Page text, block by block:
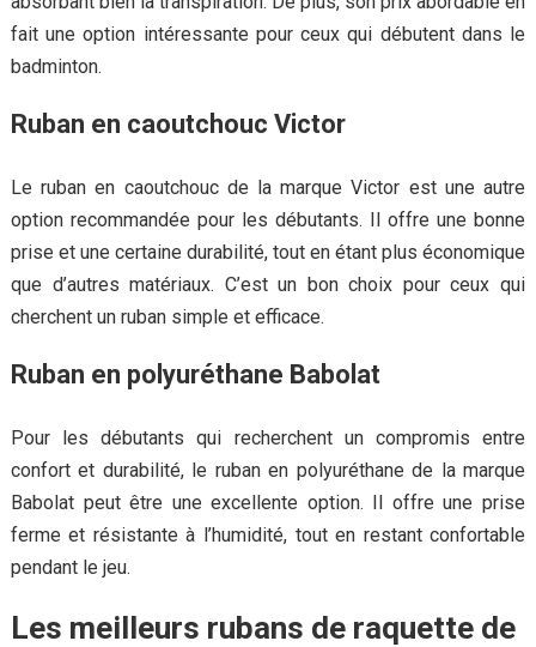
fait une option intéressante pour ceux qui débutent dans le
badminton.
Ruban en caoutchouc Victor
Le ruban en caoutchouc de la marque Victor est une autre
option recommandée pour les débutants. Il offre une bonne
prise et une certaine durabilité, tout en étant plus économique
que d’autres matériaux. C’est un bon choix pour ceux qui
cherchent un ruban simple et efficace.
Ruban en polyuréthane Babolat
Pour les débutants qui recherchent un compromis entre
confort et durabilité, le ruban en polyuréthane de la marque
Babolat peut être une excellente option. Il offre une prise
ferme et résistante à l’humidité, tout en restant confortable
pendant le jeu.
Les meilleurs rubans de raquette de